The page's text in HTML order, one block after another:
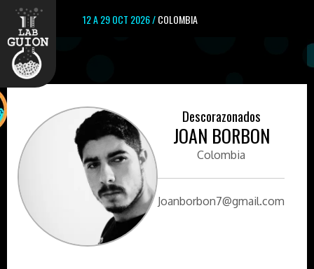
12 A 29 OCT 2026 /COLOMBIA
Descorazonados
JOAN BORBON
Colombia
Joanborbon7@gmail.com